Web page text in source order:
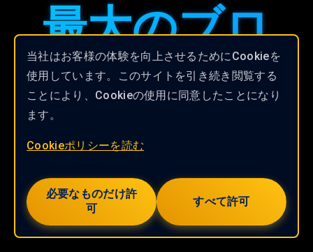
最大のブロ
ックチェー
ンゲームギ
ルド。
当社はお客様の体験を向上させるためにCookieを
使用しています。このサイトを引き続き閲覧する
ことにより、Cookieの使用に同意したことになり
ます。
Cookieポリシーを読む
必要なものだけ許
可
すべて許可